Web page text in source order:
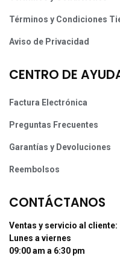
Términos y Condiciones
Aviso de Privacidad
CENTRO DE
Factura Electrónica
Preguntas Frecuentes
Garantías y Devoluciones
Reembolsos
CONTÁCTANOS
Ventas y servicio al cliente:
Lunes a viernes
09:00 am a 6:30 pm